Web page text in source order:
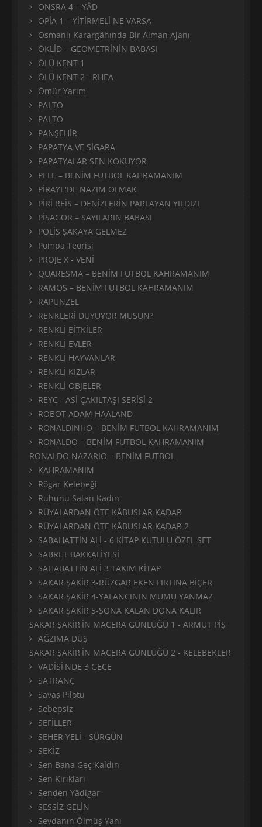
ONSRA 4 – YÂD
OPİA 1 – YİTİRMELİ NE VARSA
Osmanlı Karargâhında Bir Alman Ajanı
ÖKLİD – GEOMETRİNİN BABASI
ÖLÜ KENT 1
ÖLÜ KENT 2 - RHEA
Ömür Yarım
PALTO
PALTO
PANŞEHİR
PAPATYA VE SİGARA
PAPATYALAR SEN KOKUYOR
PELE – BENİM FUTBOL KAHRAMANIM
PİRAYE'DE NAZIM OLMAK
PİRİ REİS – DENİZLERİN PARLAYAN YILDIZI
PİSAGOR – SAYILARIN BABASI
POLİS ŞAKAYA GELMEZ
Pompa Teorisi
PROJE X - VENİ
QUARESMA – BENİM FUTBOL KAHRAMANIM
RAMOS – BENİM FUTBOL KAHRAMANIM
RAPUNZEL
RENKLERİ DUYUYOR MUSUN?
RENKLİ BİTKİLER
RENKLİ EVLER
RENKLİ HAYVANLAR
RENKLİ KIZLAR
RENKLİ OBJELER
REYC - ASİ ÇAKILTAŞI SERİSİ 2
ROBOT ADAM HAALAND
RONALDINHO – BENİM FUTBOL KAHRAMANIM
RONALDO – BENİM FUTBOL KAHRAMANIM
RONALDO NAZARIO – BENİM FUTBOL
KAHRAMANIM
Rögar Kelebeği
Ruhunu Satan Kadın
RÜYALARDAN ÖTE KÂBUSLAR KADAR
RÜYALARDAN ÖTE KÂBUSLAR KADAR 2
SABAHATTİN ALİ - 6 KİTAP KUTULU ÖZEL SET
SABRET BAKKALİYESİ
SAHABATTİN ALİ 3 TAKIM KİTAP
SAKAR ŞAKİR 3-RÜZGAR EKEN FIRTINA BİÇER
SAKAR ŞAKİR 4-YALANCININ MUMU YANMAZ
SAKAR ŞAKİR 5-SONA KALAN DONA KALIR
SAKAR ŞAKİR'İN MACERA GÜNLÜĞÜ 1 - ARMUT PİŞ
AĞZIMA DÜŞ
SAKAR ŞAKİR'İN MACERA GÜNLÜĞÜ 2 - KELEBEKLER
VADİSİ'NDE 3 GECE
SATRANÇ
Savaş Pilotu
Sebepsiz
SEFİLLER
SEHER YELİ - SÜRGÜN
SEKİZ
Sen Bana Geç Kaldın
Sen Kırıkları
Senden Yâdigar
SESSİZ GELİN
Sevdanın Ölmüş Yanı